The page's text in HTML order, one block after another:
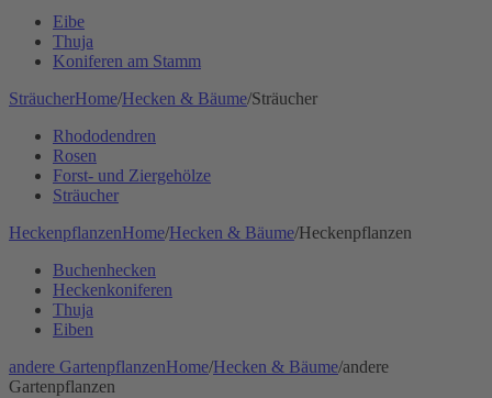
Eibe
Thuja
Koniferen am Stamm
SträucherHome/Hecken & Bäume/Sträucher
Rhododendren
Rosen
Forst- und Ziergehölze
Sträucher
HeckenpflanzenHome/Hecken & Bäume/Heckenpflanzen
Buchenhecken
Heckenkoniferen
Thuja
Eiben
andere GartenpflanzenHome/Hecken & Bäume/andere
Gartenpflanzen